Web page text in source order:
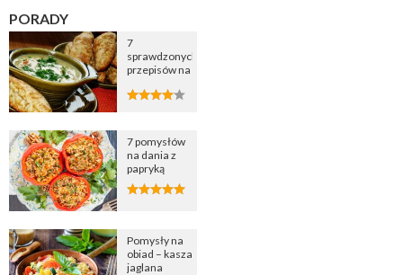
PORADY
7
sprawdzonych
przepisów na
cebulową
7 pomysłów
na dania z
papryką
Pomysły na
obiad – kasza
jaglana